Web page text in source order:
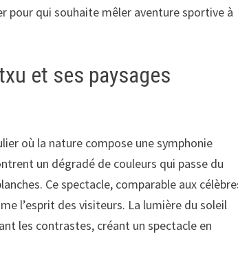
pour qui souhaite mêler aventure sportive à
et ses paysages
où la nature compose une symphonie
un dégradé de couleurs qui passe du
Ce spectacle, comparable aux
l’esprit des visiteurs. La lumière du soleil
les contrastes, créant un spectacle en